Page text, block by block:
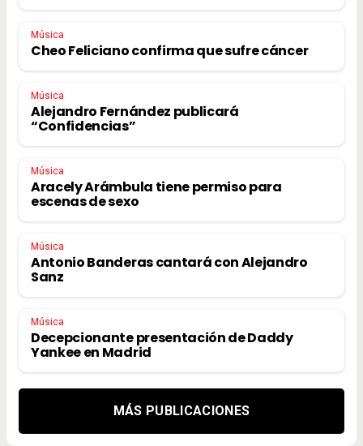
Música
Cheo Feliciano confirma que sufre cáncer
Música
Alejandro Fernández publicará
“Confidencias”
Música
Aracely Arámbula tiene permiso para
escenas de sexo
Música
Antonio Banderas cantará con Alejandro
Sanz
Música
Decepcionante presentación de Daddy
Yankee en Madrid
MÁS PUBLICACIONES